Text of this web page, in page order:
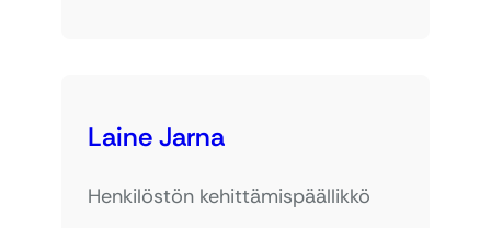
Laine Jarna
Henkilöstön kehittämispäällikkö